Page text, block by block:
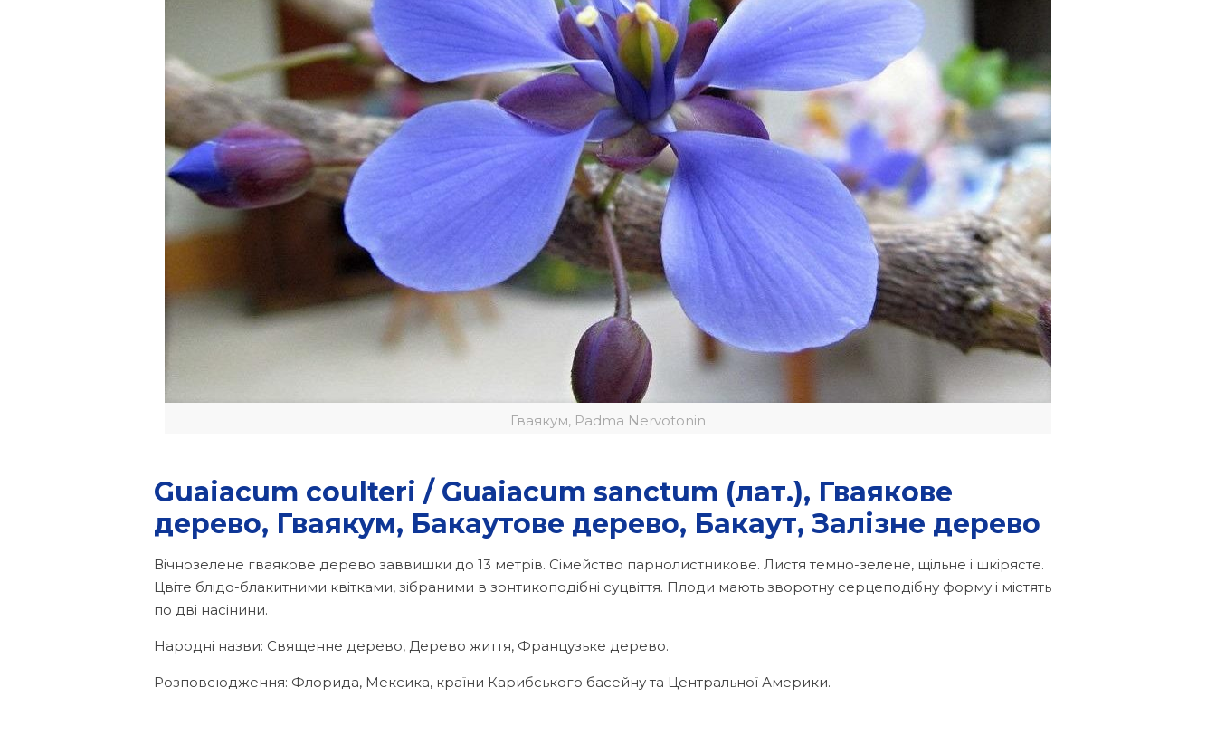
Гваякум, Padma Nervotonin
Guaiacum coulteri / Guaiacum sanctum (лат.), Гваякове
дерево, Гваякум, Бакаутове дерево, Бакаут, Залізне дерево
Вічнозелене гваякове дерево заввишки до 13 метрів. Сімейство парнолистникове. Листя темно-зелене, щільне і шкірясте.
Цвіте блідо-блакитними квітками, зібраними в зонтикоподібні суцвіття. Плоди мають зворотну серцеподібну форму і містять
по дві насінини.
Народні назви: Священне дерево, Дерево життя, Французьке дерево.
Розповсюдження: Флорида, Мексика, країни Карибського басейну та Центральної Америки.